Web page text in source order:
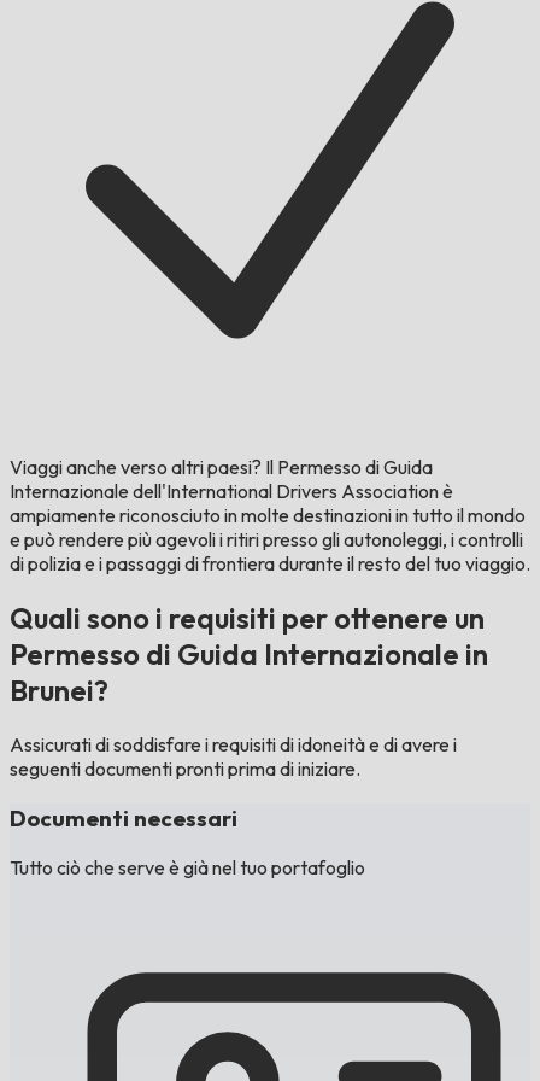
Viaggi anche verso altri paesi? Il Permesso di Guida
Internazionale dell'International Drivers Association è
ampiamente riconosciuto in molte destinazioni in tutto il mondo
e può rendere più agevoli i ritiri presso gli autonoleggi, i controlli
di polizia e i passaggi di frontiera durante il resto del tuo viaggio.
Quali sono i requisiti per ottenere un
Permesso di Guida Internazionale in
Brunei?
Assicurati di soddisfare i requisiti di idoneità e di avere i
seguenti documenti pronti prima di iniziare.
Documenti necessari
Tutto ciò che serve è già nel tuo portafoglio